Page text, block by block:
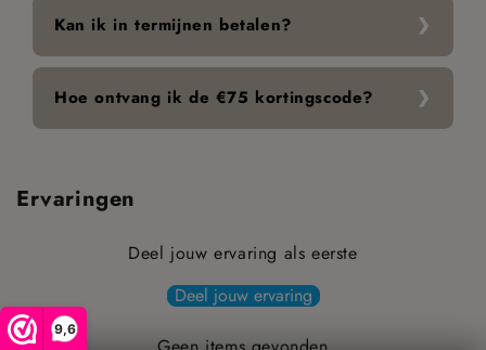
9,6
Kan ik in termijnen betalen?
Hoe ontvang ik de €75 kortingscode?
Ervaringen
Deel jouw ervaring als eerste
Deel jouw ervaring